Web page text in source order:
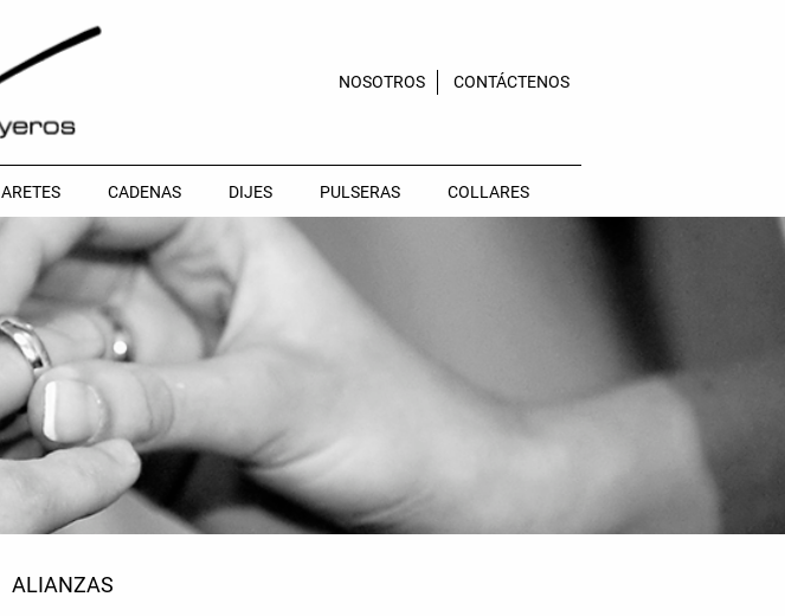
NOSOTROS CONTÁCTENOS
ARETES CADENAS DIJES PULSERAS COLLARES
ALIANZAS